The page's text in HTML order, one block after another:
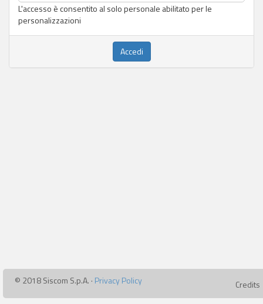
L'accesso è consentito al solo personale abilitato per le
personalizzazioni
© 2018 Siscom S.p.A. · Privacy Policy Credits